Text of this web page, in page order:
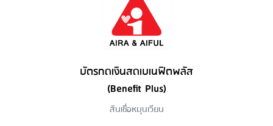
บัตรกดเงินสดเบเนฟิตพลัส
(Benefit Plus)
สินเชื่อหมุนเวียน